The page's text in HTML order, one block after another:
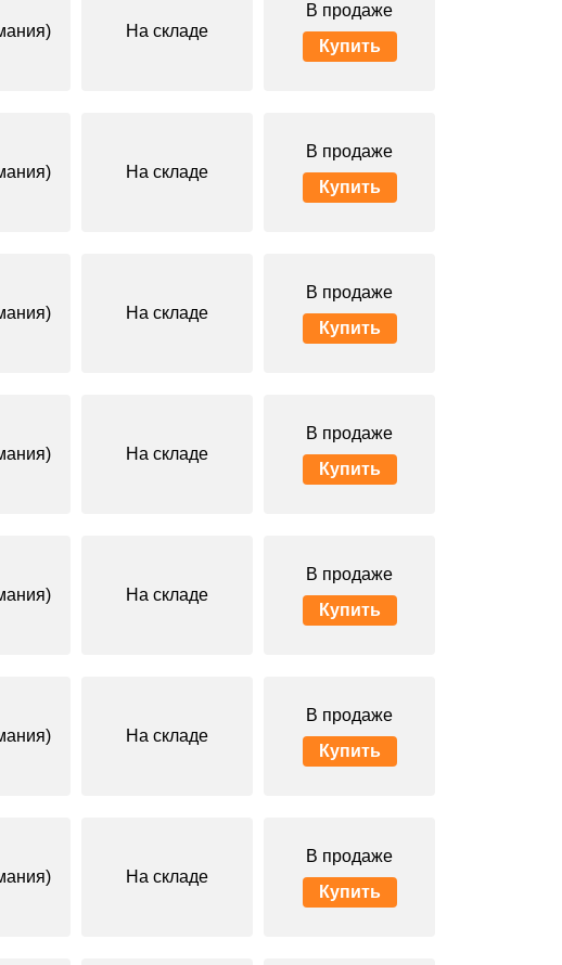
На складе
В продаже
Купить
На складе
В продаже
Купить
На складе
В продаже
Купить
На складе
В продаже
Купить
На складе
В продаже
Купить
На складе
В продаже
Купить
На складе
В продаже
Купить